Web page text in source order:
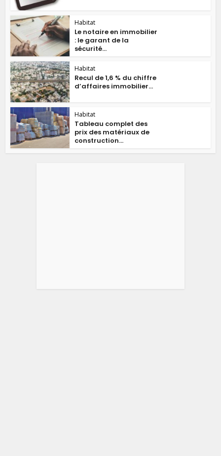
Habitat
Le notaire en immobilier
: le garant de la
sécurité...
Habitat
Recul de 1,6 % du chiffre
d’affaires immobilier...
Habitat
Tableau complet des
prix des matériaux de
construction...